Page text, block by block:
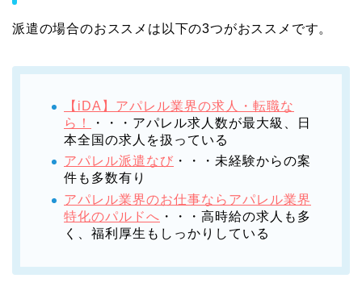
派遣の場合のおススメは以下の3つがおススメです。
【iDA】アパレル業界の求人・転職な
ら！
・・・アパレル求人数が最大級、日
本全国の求人を扱っている
アパレル派遣なび ・・・未経験からの案
件も多数有り
アパレル業界のお仕事ならアパレル業界
特化のパルドへ ・・・高時給の求人も多
く、福利厚生もしっかりしている